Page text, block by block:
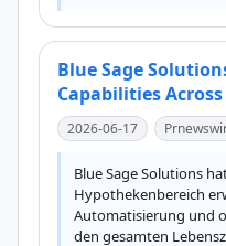
Blue Sage
Capabilities
2026-06-17
Blue Sage Solutions
Hypothekenbereich
Automatisierung und
den gesamten